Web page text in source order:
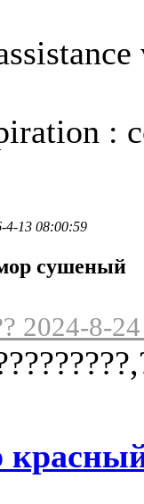
:
4-13 08:00:59
сушеный
2024-8-